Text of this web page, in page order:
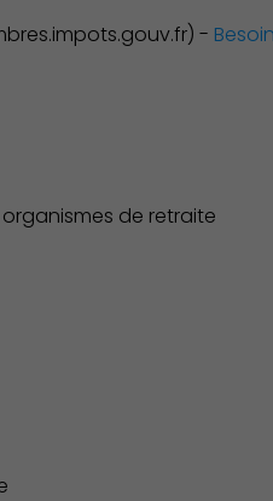
-
de retraite